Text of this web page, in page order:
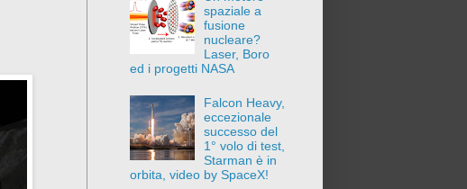
spaziale a
fusione
nucleare?
Laser, Boro
ed i progetti NASA
Falcon Heavy,
eccezionale
successo del
1° volo di test,
Starman è in
orbita, video by SpaceX!